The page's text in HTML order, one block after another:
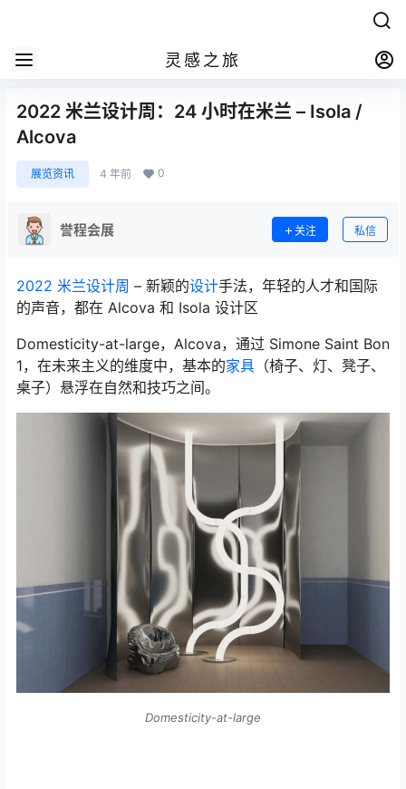
灵感之旅
2022 米兰设计周：24 小时在米兰 – Isola /
Alcova
展览资讯 4 年前 0
誉程会展 关注 私信
2022 米兰设计周 – 新颖的设计手法，年轻的人才和国际
的声音，都在 Alcova 和 Isola 设计区
Domesticity-at-large，Alcova，通过 Simone Saint Bon
1，在未来主义的维度中，基本的家具 （椅子、灯、凳子、
桌子）悬浮在自然和技巧之间。
Domesticity-at-large